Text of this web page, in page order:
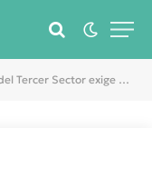
estables para garantizar el derecho a la vivienda